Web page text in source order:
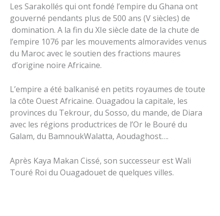
Les Sarakollés qui ont fondé l’empire du Ghana ont
gouverné pendants plus de 500 ans (V siècles) de
domination. A la fin du XIe siècle date de la chute de
l’empire 1076 par les mouvements almoravides venus
du Maroc avec le soutien des fractions maures
d’origine noire Africaine.
L’empire a été balkanisé en petits royaumes de toute
la côte Ouest Africaine. Ouagadou la capitale, les
provinces du Tekrour, du Sosso, du mande, de Diara
avec les régions productrices de l’Or le Bouré du
Galam, du BamnoukWalatta, Aoudaghost….
Après Kaya Makan Cissé, son successeur est Wali
Touré Roi du Ouagadouet de quelques villes.